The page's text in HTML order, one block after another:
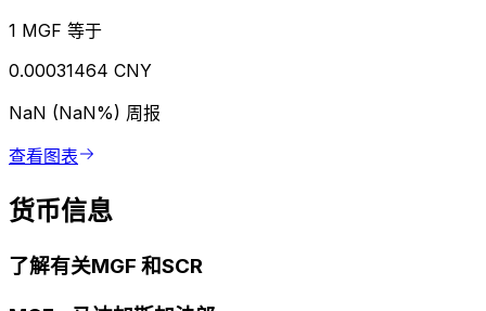
1 MGF 等于
0.00031464 CNY
NaN (NaN%) 周报
查看图表
货币信息
了解有关MGF 和SCR